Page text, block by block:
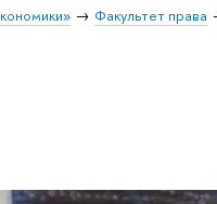
Факультет права